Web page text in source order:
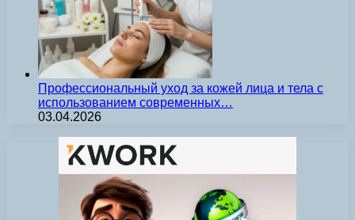
Профессиональный уход за кожей лица и тела с
использованием современных…
03.04.2026